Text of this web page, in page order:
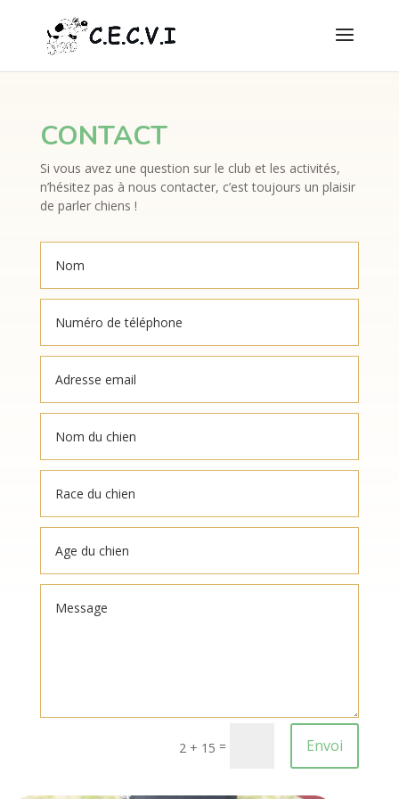
CONTACT
Si vous avez une question sur le club et les activités,
n’hésitez pas à nous contacter, c’est toujours un plaisir
de parler chiens !
2 + 15 = Envoi